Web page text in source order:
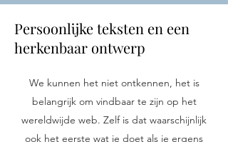
Persoonlijke teksten en een
herkenbaar ontwerp
We kunnen het niet ontkennen, het is
belangrijk om vindbaar te zijn op het
wereldwijde web. Zelf is dat waarschijnlijk
ook het eerste wat je doet als je ergens